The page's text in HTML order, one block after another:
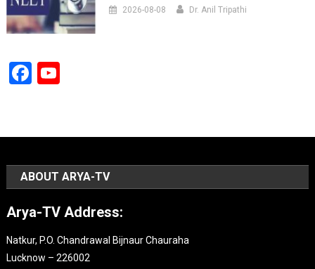
2026-08-08 Dr. Anil Tripathi
Facebook
ABOUT ARYA-TV
Arya-TV Address:
Natkur, P.O. Chandrawal Bijnaur Chauraha
Lucknow – 226002